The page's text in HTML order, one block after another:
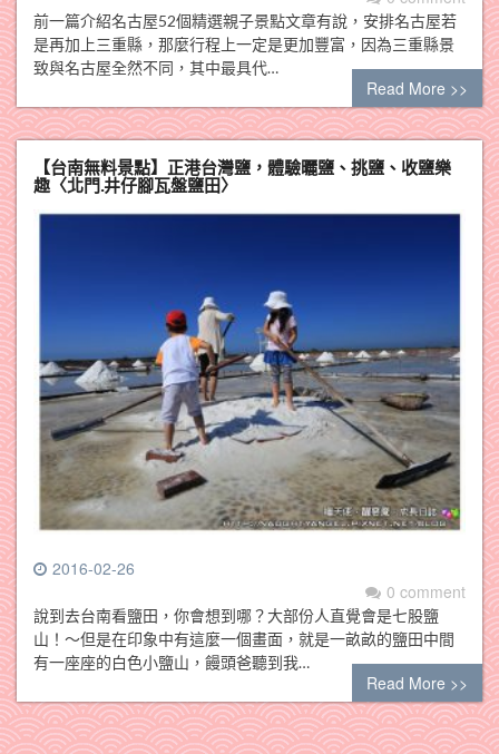
前一篇介紹名古屋52個精選親子景點文章有說，安排名古屋若
是再加上三重縣，那麼行程上一定是更加豐富，因為三重縣景
致與名古屋全然不同，其中最具代…
Read More >>
【台南無料景點】正港台灣鹽，體驗曬鹽、挑鹽、收鹽樂
趣〈北門.井仔腳瓦盤鹽田〉
2016-02-26
0 comment
說到去台南看鹽田，你會想到哪？大部份人直覺會是七股鹽
山！～但是在印象中有這麼一個畫面，就是一畝畝的鹽田中間
有一座座的白色小鹽山，饅頭爸聽到我…
Read More >>